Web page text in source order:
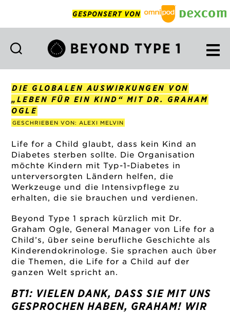
GESPONSERT VON
1
Deutsch
DIE GLOBALEN AUSWIRKUNGEN VON
„LEBEN FÜR EIN KIND“ MIT DR. GRAHAM
OGLE
GESCHRIEBEN VON: ALEXI MELVIN
Life for a Child glaubt, dass kein Kind an
Diabetes sterben sollte. Die Organisation
möchte Kindern mit Typ-1-Diabetes in
unterversorgten Ländern helfen, die
Werkzeuge und die Intensivpflege zu
erhalten, die sie brauchen und verdienen.
Beyond Type 1 sprach kürzlich mit Dr.
Graham Ogle, General Manager von Life for a
Child’s, über seine berufliche Geschichte als
Kinderendokrinologe. Sie sprachen auch über
die Themen, die Life for a Child auf der
ganzen Welt spricht an.
BT1: VIELEN DANK, DASS SIE MIT UNS
GESPROCHEN HABEN, GRAHAM! WIR